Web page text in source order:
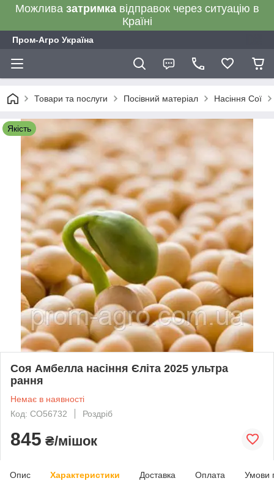
Можлива затримкавідправок через ситуацію в
Країні
Пром-Агро Україна
Товари та послуги Посівний матеріал Насіння Сої
Якість
Соя Амбелла насіння Єліта 2025 ультра
рання
Немає в наявності
Код: СО56732
Роздріб
845 ₴/мішок
Опис Характеристики Доставка Оплата Умови